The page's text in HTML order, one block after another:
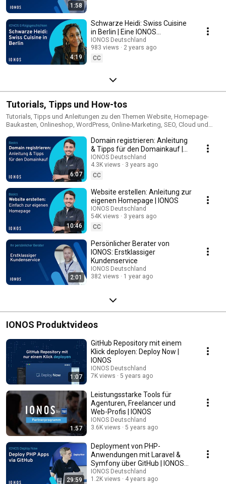
1:58
4:19
Schwarze Heidi: Swiss Cuisine
in Berlin | Eine IONOS
Erfolgsgeschichte
IONOS Deutschland
983 views
2 years ago
CC
Tutorials, Tipps und How-tos
Tutorials, Tipps und Anleitungen zu den Themen Website, Homepage-
Baukasten, Onlineshop, WordPress, Online-Marketing, SEO, Cloud und
6:07
Domain registrieren: Anleitung
& Tipps für den Domainkauf |
IONOS
IONOS Deutschland
4.3K views
3 years ago
CC
10:46
Website erstellen: Anleitung zur
eigenen Homepage | IONOS
IONOS Deutschland
54K views
3 years ago
CC
2:01
Persönlicher Berater von
IONOS: Erstklassiger
Kundenservice
IONOS Deutschland
382 views
1 year ago
IONOS Produktvideos
1:07
GitHub Repository mit einem
Klick deployen: Deploy Now |
IONOS
IONOS Deutschland
7K views
5 years ago
1:57
Leistungsstarke Tools für
Agenturen, Freelancer und
Web-Profis | IONOS
IONOS Deutschland
3.6K views
5 years ago
29:59
Deployment von PHP-
Anwendungen mit Laravel &
Symfony über GitHub | IONOS
Deploy Now
IONOS Deutschland
1.2K views
4 years ago